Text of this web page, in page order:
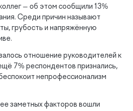
— об этом сообщили 13%
Среди причин называют
грубость и напряжённую
отношение руководителей к
7% респондентов признались,
непрофессионализм
заметных факторов вошли